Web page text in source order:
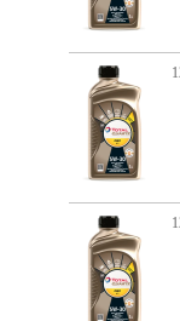
csomag (1 karton)
csomag (1 karton)